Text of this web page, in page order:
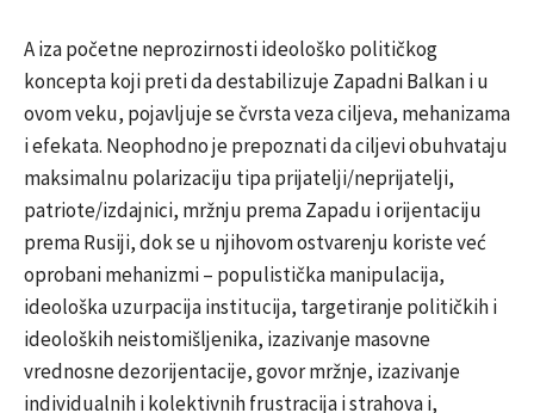
A iza početne neprozirnosti ideološko političkog
koncepta koji preti da destabilizuje Zapadni Balkan i u
ovom veku, pojavljuje se čvrsta veza ciljeva, mehanizama
i efekata. Neophodno je prepoznati da ciljevi obuhvataju
maksimalnu polarizaciju tipa prijatelji/neprijatelji,
patriote/izdajnici, mržnju prema Zapadu i orijentaciju
prema Rusiji, dok se u njihovom ostvarenju koriste već
oprobani mehanizmi – populistička manipulacija,
ideološka uzurpacija institucija, targetiranje političkih i
ideoloških neistomišljenika, izazivanje masovne
vrednosne dezorijentacije, govor mržnje, izazivanje
individualnih i kolektivnih frustracija i strahova i,